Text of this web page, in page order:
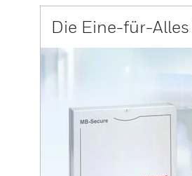
Die Eine-für-